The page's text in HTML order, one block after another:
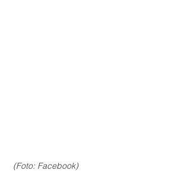
(Foto: Facebook)